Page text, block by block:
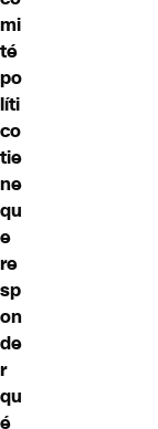
mi
té
po
líti
co
tie
ne
qu
e
re
sp
on
de
r
qu
é